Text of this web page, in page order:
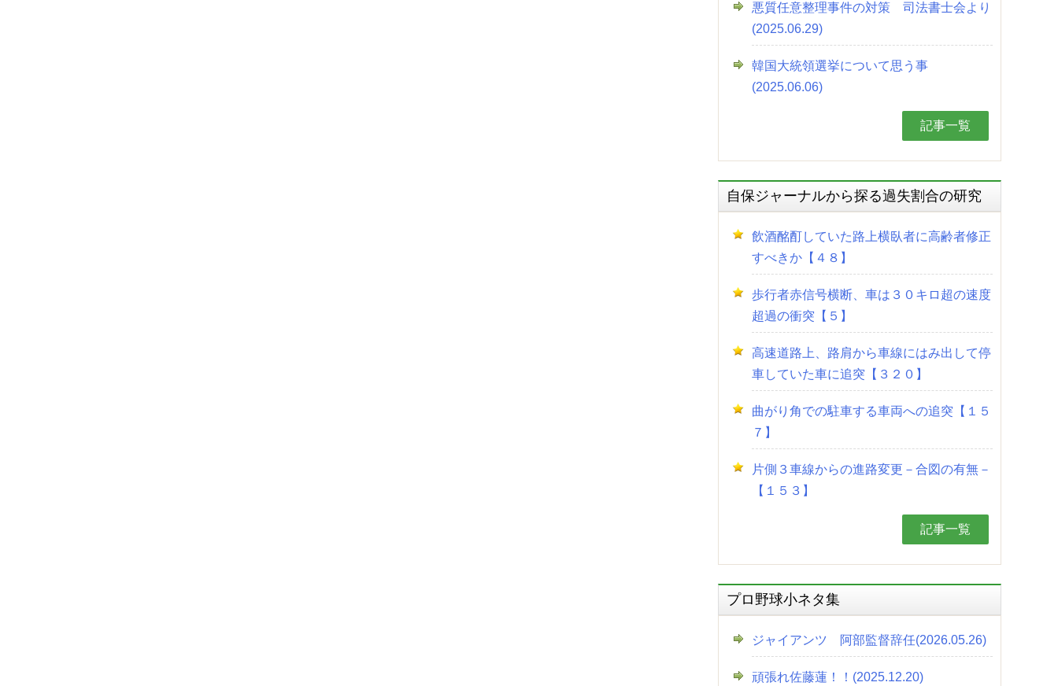
悪質任意整理事件の対策 司法書士会より
(2025.06.29)
韓国大統領選挙について思う事
(2025.06.06)
記事一覧
自保ジャーナルから探る過失割合の研究
飲酒酩酊していた路上横臥者に高齢者修正
すべきか【４８】
歩行者赤信号横断、車は３０キロ超の速度
超過の衝突【５】
高速道路上、路肩から車線にはみ出して停
車していた車に追突【３２０】
曲がり角での駐車する車両への追突【１５
７】
片側３車線からの進路変更－合図の有無－
【１５３】
記事一覧
プロ野球小ネタ集
ジャイアンツ 阿部監督辞任(2026.05.26)
頑張れ佐藤蓮！！(2025.12.20)